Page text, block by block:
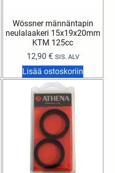
Wössner männäntapin
neulalaakeri 15x19x20mm
KTM 125cc
12,90 € SIS. ALV
Lisää ostoskoriin